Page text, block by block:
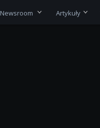
Newsroom Artykuły